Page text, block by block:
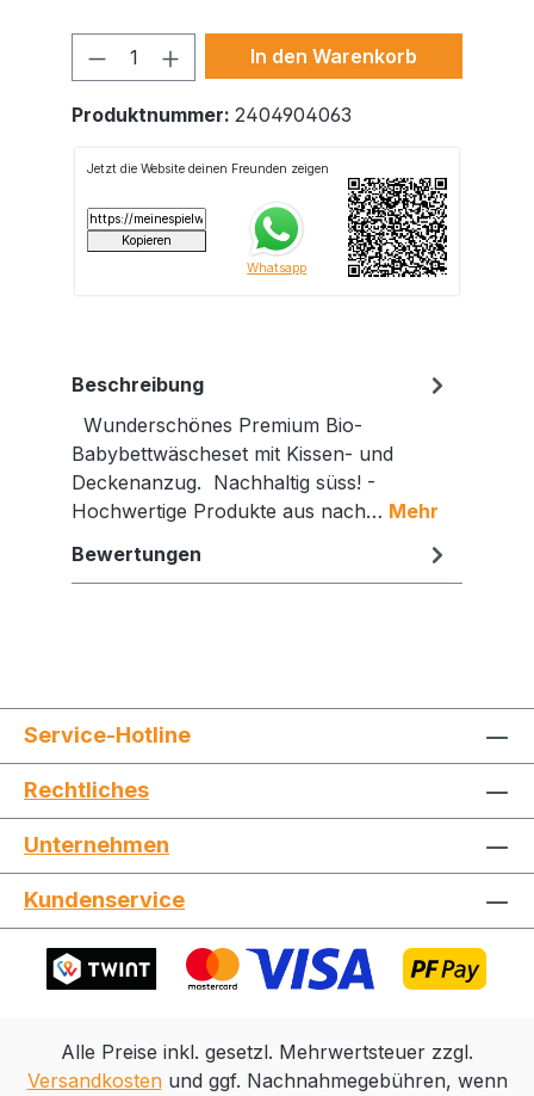
Produkt Anzahl: Gib den
In den Warenkorb
Produktnummer: 2404904063
Jetzt die Website deinen Freunden zeigen
Kopieren
Whatsapp
Beschreibung
Wunderschönes Premium Bio-
Babybettwäscheset mit Kissen- und
Deckenanzug. Nachhaltig süss! -
Hochwertige Produkte aus nach… Mehr
Bewertungen
Service-Hotline
Rechtliches
Unternehmen
Kundenservice
Alle Preise inkl. gesetzl. Mehrwertsteuer zzgl.
Versandkostenund ggf. Nachnahmegebühren, wenn